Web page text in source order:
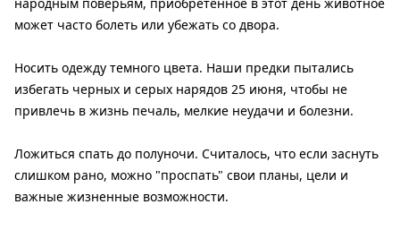
народным поверьям, приобретенное в этот день животное
может часто болеть или убежать со двора.
Носить одежду темного цвета. Наши предки пытались
избегать черных и серых нарядов 25 июня, чтобы не
привлечь в жизнь печаль, мелкие неудачи и болезни.
Ложиться спать до полуночи. Считалось, что если заснуть
слишком рано, можно "проспать" свои планы, цели и
важные жизненные возможности.